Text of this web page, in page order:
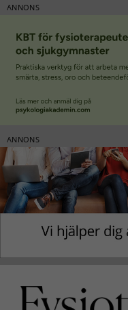
ANNONS
ANNONS
innehållet